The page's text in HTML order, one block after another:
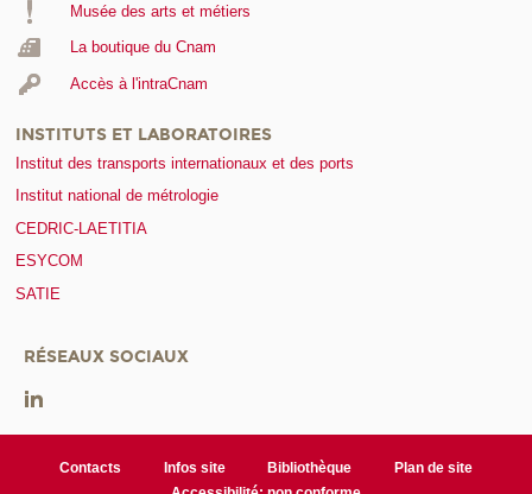
Musée des arts et métiers
La boutique du Cnam
Accès à l'intraCnam
INSTITUTS ET LABORATOIRES
Institut des transports internationaux et des ports
Institut national de métrologie
CEDRIC-LAETITIA
ESYCOM
SATIE
RÉSEAUX SOCIAUX
Contacts Infos site Bibliothèque
Plan de site